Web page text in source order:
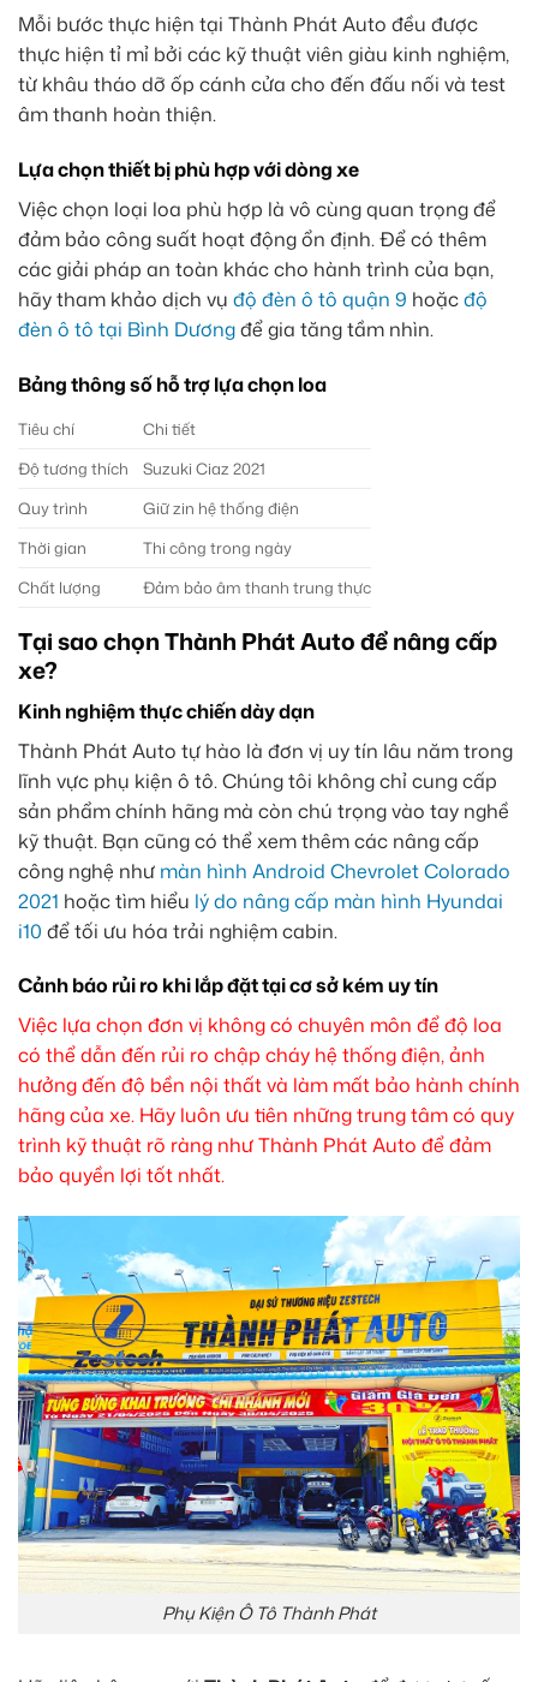
Mỗi bước thực hiện tại Thành Phát Auto đều được
thực hiện tỉ mỉ bởi các kỹ thuật viên giàu kinh nghiệm,
từ khâu tháo dỡ ốp cánh cửa cho đến đấu nối và test
âm thanh hoàn thiện.
Lựa chọn thiết bị phù hợp với dòng xe
Việc chọn loại loa phù hợp là vô cùng quan trọng để
đảm bảo công suất hoạt động ổn định. Để có thêm
các giải pháp an toàn khác cho hành trình của bạn,
hãy tham khảo dịch vụ độ đèn ô tô quận 9 hoặcđộ
đèn ô tô tại Bình Dươngđể gia tăng tầm nhìn.
Bảng thông số hỗ trợ lựa chọn loa
Tiêu chí
Chi tiết
Độ tương thích
Suzuki Ciaz 2021
Quy trình
Giữ zin hệ thống điện
Thời gian
Thi công trong ngày
Chất lượng
Đảm bảo âm thanh trung thực
Tại sao chọn Thành Phát Auto để nâng cấp
xe?
Kinh nghiệm thực chiến dày dạn
Thành Phát Auto tự hào là đơn vị uy tín lâu năm trong
lĩnh vực phụ kiện ô tô. Chúng tôi không chỉ cung cấp
sản phẩm chính hãng mà còn chú trọng vào tay nghề
kỹ thuật. Bạn cũng có thể xem thêm các nâng cấp
công nghệ như màn hình Android Chevrolet Colorado
2021 hoặc tìm hiểu lý do nâng cấp màn hình Hyundai
i10 để tối ưu hóa trải nghiệm cabin.
Cảnh báo rủi ro khi lắp đặt tại cơ sở kém uy tín
Việc lựa chọn đơn vị không có chuyên môn để độ loa
có thể dẫn đến rủi ro chập cháy hệ thống điện, ảnh
hưởng đến độ bền nội thất và làm mất bảo hành chính
hãng của xe. Hãy luôn ưu tiên những trung tâm có quy
trình kỹ thuật rõ ràng như Thành Phát Auto để đảm
bảo quyền lợi tốt nhất.
Phụ Kiện Ô Tô Thành Phát